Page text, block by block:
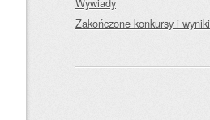
Zakończone konkursy i wyniki